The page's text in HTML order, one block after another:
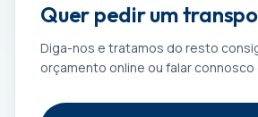
Quer pedir um
Diga-nos e tratamos do resto
orçamento online ou falar